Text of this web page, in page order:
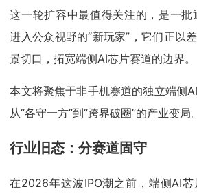
这一轮扩容中最值得关注的，是一批
进入公众视野的“新玩家”，它们正以
景切口，拓宽端侧AI芯片赛道的边界。
本文将聚焦于非手机赛道的独立端侧
从“各守一方”到“跨界破圈”的产业变局。
行业旧态：分赛道固守
在2026年这波IPO潮之前，端侧AI